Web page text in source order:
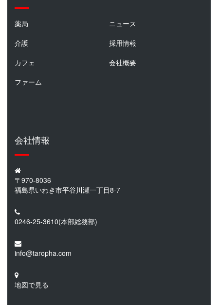
薬局
介護
カフェ
ファーム
ニュース
採用情報
会社概要
会社情報
〒970-8036
福島県いわき市平谷川瀬一丁目8-7
0246-25-3610(本部総務部)
info@taropha.com
地図で見る